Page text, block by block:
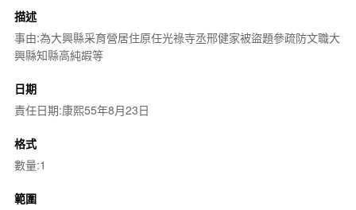
描述
事由:為大興縣采育營居住原任光祿寺丞邢健家被盜題參疏防文職大
興縣知縣高純嘏等
日期
責任日期:康熙55年8月23日
格式
數量:1
範圍